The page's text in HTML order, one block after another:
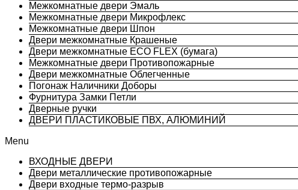
Межкомнатные двери Эмаль
Межкомнатные двери Микрофлекс
Межкомнатные двери Шпон
Двери межкомнатные Крашеные
Двери межкомнатные ECO FLEX (бумага)
Межкомнатные двери Противопожарные
Двери межкомнатные Облегченные
Погонаж Наличники Доборы
Фурнитура Замки Петли
Дверные ручки
ДВЕРИ ПЛАСТИКОВЫЕ ПВХ, АЛЮМИНИЙ
Menu
ВХОДНЫЕ ДВЕРИ
Двери металлические противопожарные
Двери входные термо-разрыв